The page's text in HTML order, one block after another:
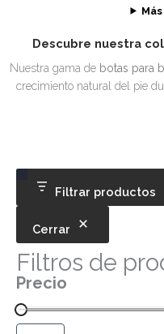
Descubre nuestra
Nuestra gama de botas para
crecimiento natural del pie
Filtrar productos
Cerrar
Filtros de
Precio